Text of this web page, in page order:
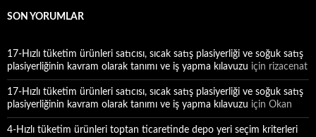
SON YORUMLAR
17-Hızlı tüketim ürünleri satıcısı, sıcak satış plasiyerliği ve soğuk satış
plasiyerliğinin kavram olarak tanımı ve iş yapma kılavuzu için rizacenat
17-Hızlı tüketim ürünleri satıcısı, sıcak satış plasiyerliği ve soğuk satış
plasiyerliğinin kavram olarak tanımı ve iş yapma kılavuzu için Okan
4-Hızlı tüketim ürünleri toptan ticaretinde depo yeri seçim kriterleri